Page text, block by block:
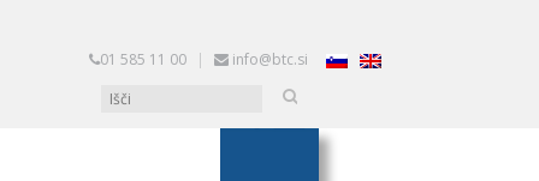
01 585 11 00 | info@btc.si